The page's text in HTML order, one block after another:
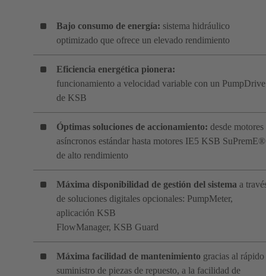
Bajo consumo de energía: sistema hidráulico
optimizado que ofrece un elevado rendimiento
Eficiencia energética pionera:
funcionamiento a velocidad variable con un PumpDrive
de KSB
Óptimas soluciones de accionamiento: desde motores
asíncronos estándar hasta motores IE5 KSB SuPremE®
de alto rendimiento
Máxima disponibilidad de gestión del sistema a
de soluciones digitales opcionales: PumpMeter,
aplicación KSB
FlowManager, KSB Guard
Máxima facilidad de mantenimiento gracias al rápido
suministro de piezas de repuesto, a la facilidad de